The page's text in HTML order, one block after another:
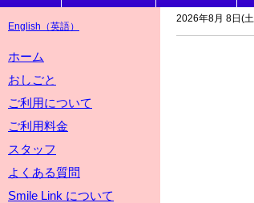
2026年8月 8日(
English（英語）
ホーム
おしごと
ご利用について
ご利用料金
スタッフ
よくある質問
Smile Link について